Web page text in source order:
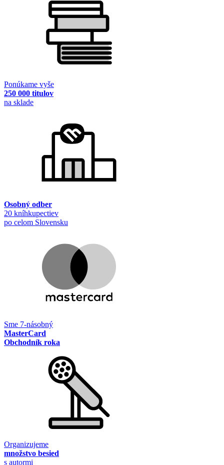
Ponúkame vyše
250 000 titulov
na sklade
Osobný odber
20 kníhkupectiev
po celom Slovensku
Sme 7-násobný
MasterCard
Obchodník roka
Organizujeme
množstvo besied
s autormi